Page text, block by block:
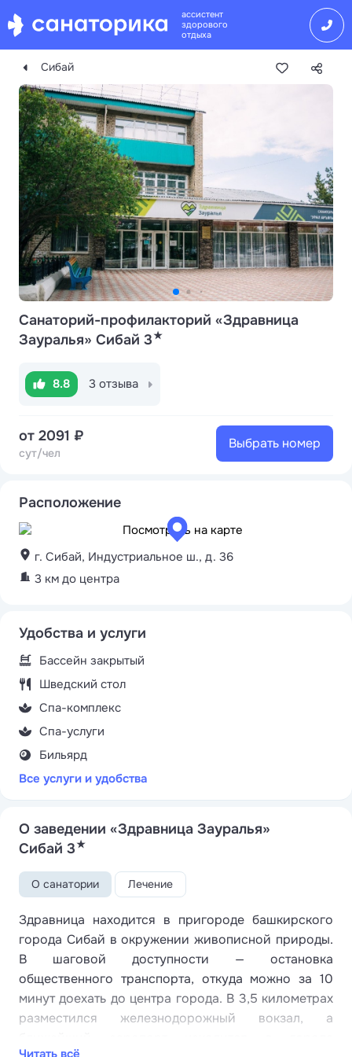
ассистент
здорового
отдыха
Сибай
Санаторий-профилакторий «Здравница
Зауралья» Сибай 3★
Расположение
г. Сибай, Индустриальное ш., д. 36
3 км до центра
8.8 3 отзыва
от 2091 ₽
сут/чел
Выбрать номер
Удобства и услуги
Бассейн закрытый
Шведский стол
Спа-комплекс
Спа-услуги
Бильярд
Все услуги и удобства
О заведении «Здравница Зауралья»
Сибай 3★
О санатории Лечение
Здравница находится в пригороде башкирского
города Сибай в окружении живописной природы.
В шаговой доступности — остановка
общественного транспорта, откуда можно за 10
минут доехать до центра города. В 3,5 километрах
разместился железнодорожный вокзал, а